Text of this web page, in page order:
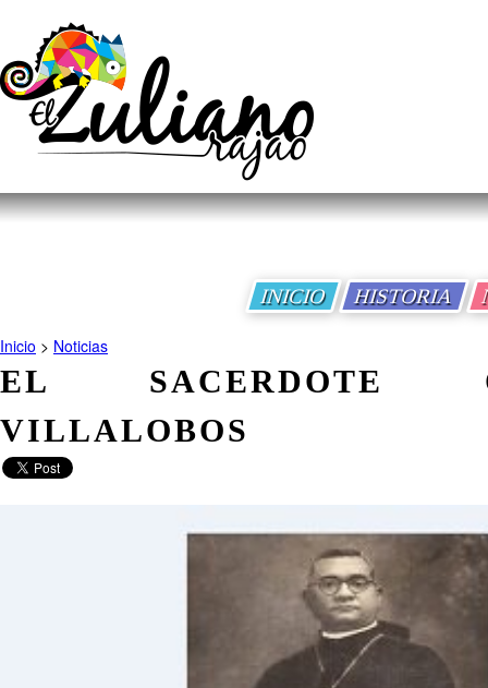
INICIO HISTORIA
Inicio > Noticias
EL SACERDOTE
VILLALOBOS